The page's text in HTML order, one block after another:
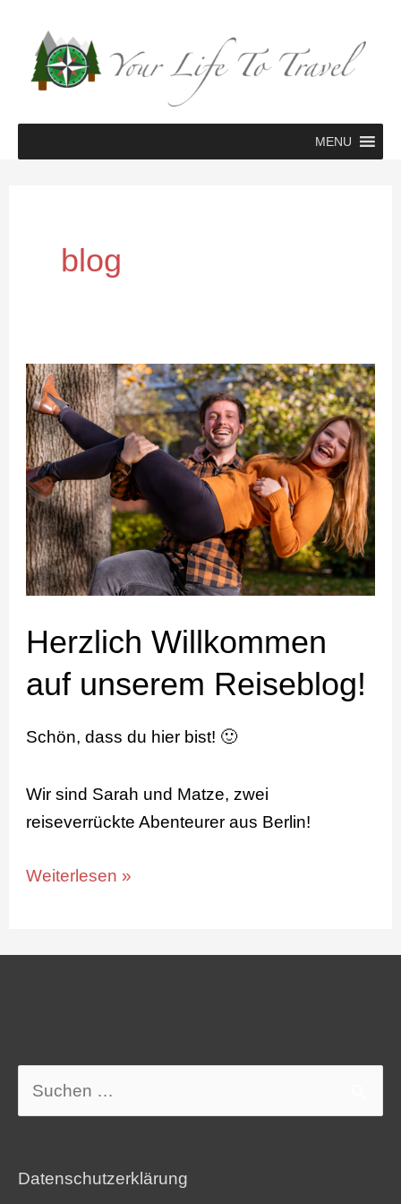
Inhalt
springen
MENU
blog
Herzlich Willkommen
auf unserem Reiseblog!
Schön, dass du hier bist! 🙂
Wir sind Sarah und Matze, zwei
reiseverrückte Abenteurer aus Berlin!
Herzlich
Willkommen
auf
unserem
Reiseblog!
Weiterlesen »
Suchen
nach:
Datenschutzerklärung